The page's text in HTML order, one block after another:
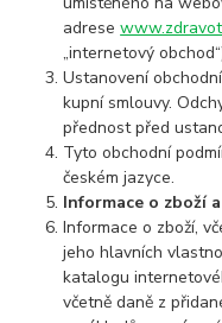
adrese
„internetový
Ustanovení
kupní smlouvy.
přednost před
Tyto obchodní
českém jazyce.
Informace o zboží
Informace o zboží,
jeho hlavních
katalogu
včetně daně z